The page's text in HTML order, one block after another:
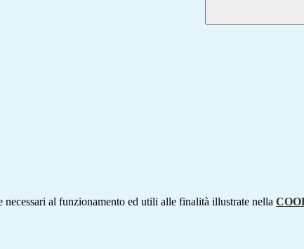
al funzionamento ed utili alle finalità illustrate nella